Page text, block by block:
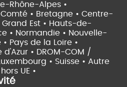
Rhône-Alpes •
• Bretagne • Centre-
Grand Est • Hauts-de-
• Normandie • Nouvelle-
• Pays de la Loire •
• DROM-COM /
• Suisse • Autre
UE •